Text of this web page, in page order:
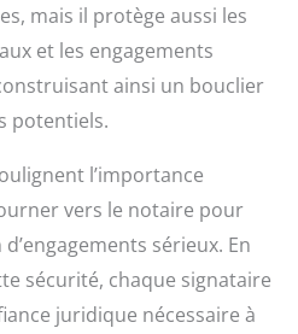
mais il protège aussi les
et les engagements
ainsi un bouclier
potentiels.
l’importance
vers le notaire pour
sérieux. En
sécurité, chaque signataire
juridique nécessaire à